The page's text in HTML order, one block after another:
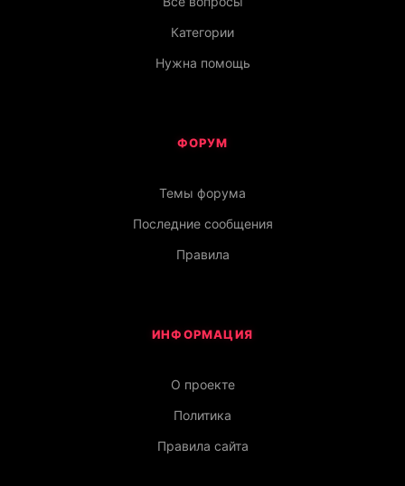
Категории
Нужна помощь
ФОРУМ
Темы форума
Последние сообщения
Правила
ИНФОРМАЦИЯ
О проекте
Политика
Правила сайта